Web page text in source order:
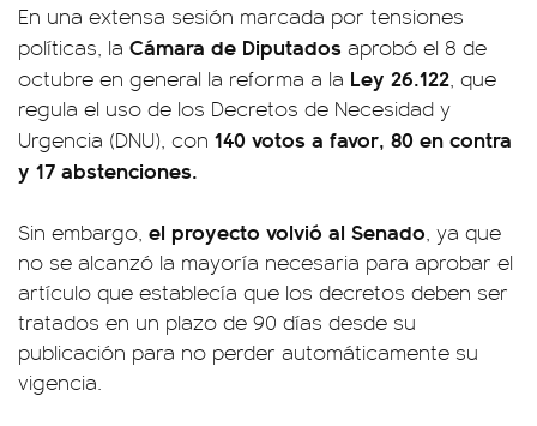
En una extensa sesión marcada por tensiones
políticas, la Cámara de Diputados aprobó el 8 de
octubre en general la reforma a la Ley 26.122, que
regula el uso de los Decretos de Necesidad y
Urgencia (DNU), con 140 votos a favor, 80 en contra
y 17 abstenciones.
Sin embargo, el proyecto volvió al Senado, ya que
no se alcanzó la mayoría necesaria para aprobar el
artículo que establecía que los decretos deben ser
tratados en un plazo de 90 días desde su
publicación para no perder automáticamente su
vigencia.